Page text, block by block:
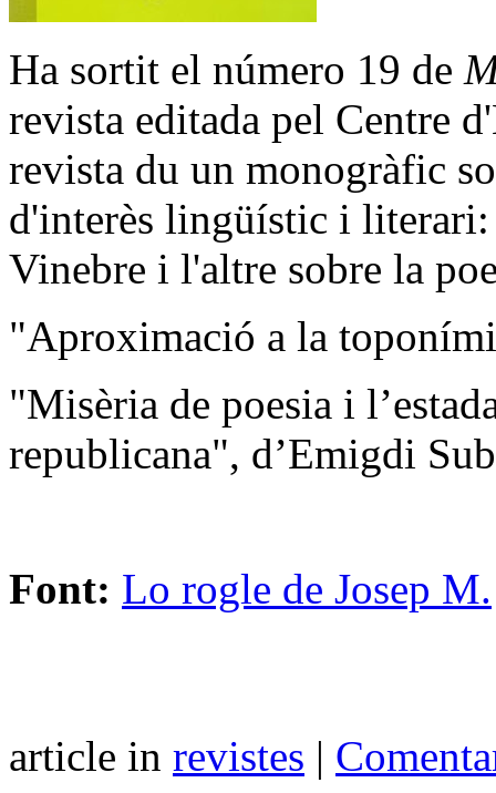
Ha sortit el número 19 de
revista editada pel Centre
revista du un monogràfic
d'interès lingüístic i
Vinebre i l'altre sobre la
"Aproximació a la
"Misèria de poesia i
republicana", d’Emigdi
Font: Lo rogle de Josep M.
article in revistes |